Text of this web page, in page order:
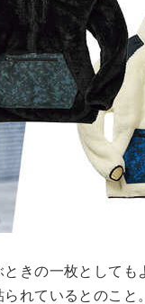
きの一枚としても
れているとのこと。